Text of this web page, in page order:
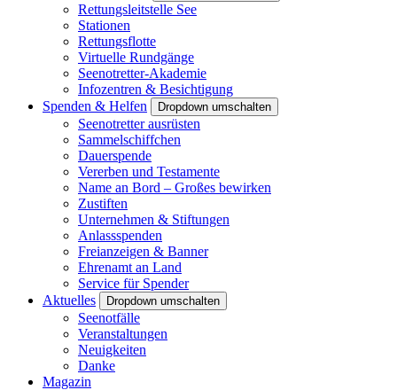
Rettungsleitstelle See
Stationen
Rettungsflotte
Virtuelle Rundgänge
Seenotretter-Akademie
Infozentren & Besichtigung
Spenden & Helfen
Dropdown umschalten
Seenotretter ausrüsten
Sammelschiffchen
Dauerspende
Vererben und Testamente
Name an Bord – Großes bewirken
Zustiften
Unternehmen & Stiftungen
Anlassspenden
Freianzeigen & Banner
Ehrenamt an Land
Service für Spender
Aktuelles
Dropdown umschalten
Seenotfälle
Veranstaltungen
Neuigkeiten
Danke
Magazin